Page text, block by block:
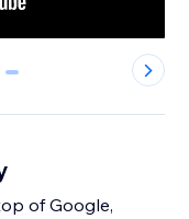
7
of Google,